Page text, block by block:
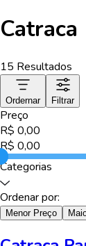
Catraca
15 Resultados
Ordernar Filtrar
Preço
R$ 0,00
R$ 0,00
Categorias
Ordenar por:
Menor Preço